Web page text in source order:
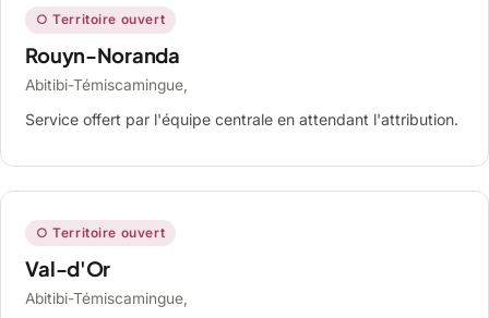
○ Territoire ouvert
Rouyn-Noranda
Abitibi-Témiscamingue,
Service offert par l'équipe centrale en attendant l'attribution.
○ Territoire ouvert
Val-d'Or
Abitibi-Témiscamingue,